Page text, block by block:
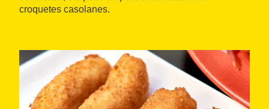
croquetes casolanes.